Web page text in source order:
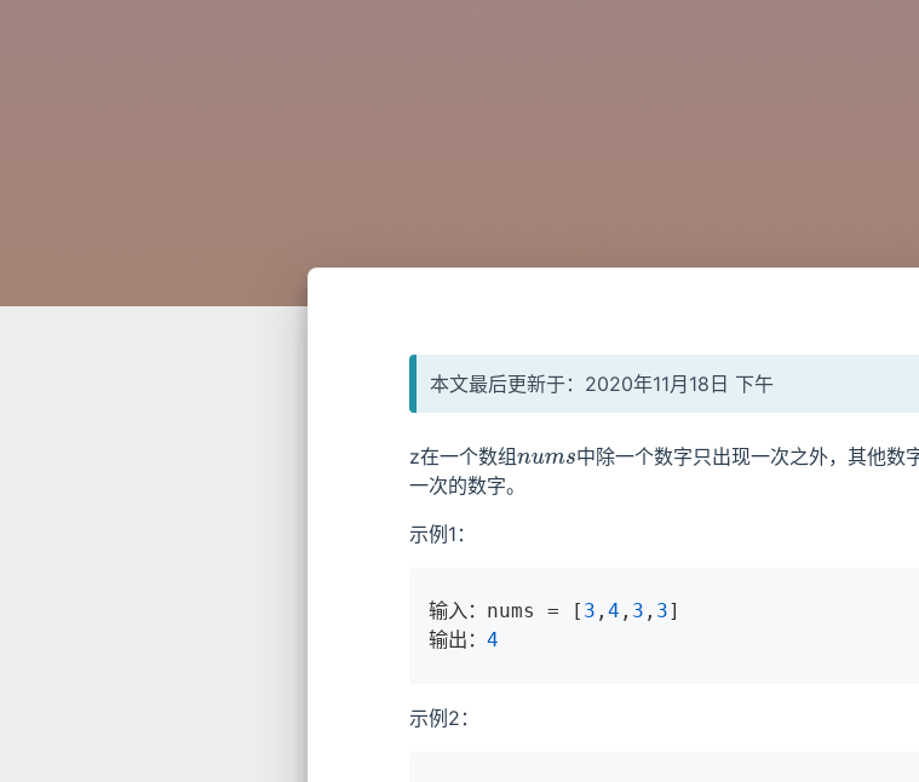
本文最后更新于：2020年11月18日 下午
z在一个数组nums 中除一个数字只出现一次之外，其他数
一次的数字。
示例1：
输入：nums = [ 3 , 4 , 3 , 3]
输出： 4
示例2：